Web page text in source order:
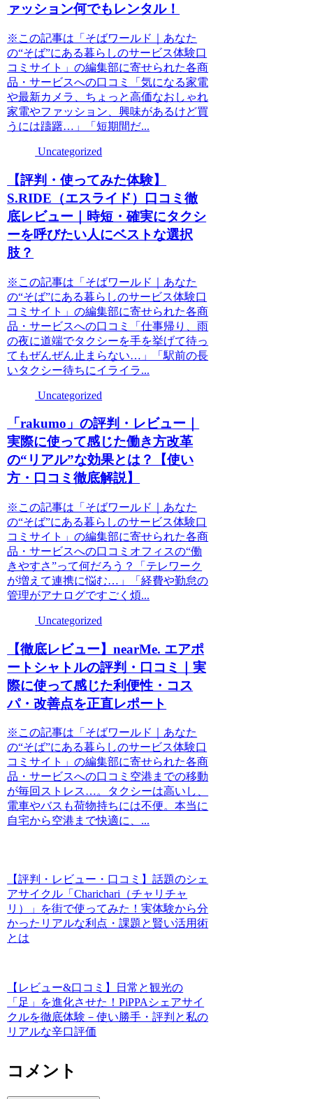
ァッション何でもレンタル！
※この記事は「そばワールド｜あなた
の“そば”にある暮らしのサービス体験口
コミサイト」の編集部に寄せられた各商
品・サービスへの口コミ「気になる家電
や最新カメラ、ちょっと高価なおしゃれ
家電やファッション、興味があるけど買
うには躊躇…」「短期間だ...
Uncategorized
【評判・使ってみた体験】
S.RIDE（エスライド）口コミ徹
底レビュー｜時短・確実にタクシ
ーを呼びたい人にベストな選択
肢？
※この記事は「そばワールド｜あなた
の“そば”にある暮らしのサービス体験口
コミサイト」の編集部に寄せられた各商
品・サービスへの口コミ「仕事帰り、雨
の夜に道端でタクシーを手を挙げて待っ
てもぜんぜん止まらない…」「駅前の長
いタクシー待ちにイライラ...
Uncategorized
「rakumo」の評判・レビュー｜
実際に使って感じた働き方改革
の“リアル”な効果とは？【使い
方・口コミ徹底解説】
※この記事は「そばワールド｜あなた
の“そば”にある暮らしのサービス体験口
コミサイト」の編集部に寄せられた各商
品・サービスへの口コミオフィスの“働
きやすさ”って何だろう？「テレワーク
が増えて連携に悩む…」「経費や勤怠の
管理がアナログですごく煩...
Uncategorized
【徹底レビュー】nearMe. エアポ
ートシャトルの評判・口コミ｜実
際に使って感じた利便性・コス
パ・改善点を正直レポート
※この記事は「そばワールド｜あなた
の“そば”にある暮らしのサービス体験口
コミサイト」の編集部に寄せられた各商
品・サービスへの口コミ空港までの移動
が毎回ストレス…。タクシーは高いし、
電車やバスも荷物持ちには不便。本当に
自宅から空港まで快適に、...
【評判・レビュー・口コミ】話題のシェ
アサイクル「Charichari（チャリチャ
リ）」を街で使ってみた！実体験から分
かったリアルな利点・課題と賢い活用術
とは
【レビュー&口コミ】日常と観光の
「足」を進化させた！PiPPAシェアサイ
クルを徹底体験－使い勝手・評判と私の
リアルな辛口評価
コメント